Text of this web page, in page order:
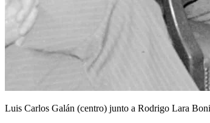
Luis Carlos Galán (centro) junto a Rodrigo Lara